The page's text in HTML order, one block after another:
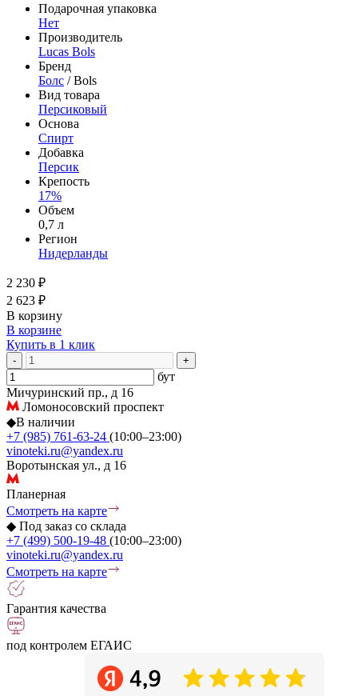
Подарочная упаковка
Нет
Производитель
Lucas Bols
Бренд
Болс / Bols
Вид товара
Персиковый
Основа
Спирт
Добавка
Персик
Крепость
17%
Объем
0,7 л
Регион
Нидерланды
2 230 ₽
2 623 ₽
В корзину
В корзине
Купить в 1 клик
- +
бут
Мичуринский пр., д 16
Ломоносовский проспект
◆В наличии
+7 (985) 761-63-24 (10:00–23:00)
vinoteki.ru@yandex.ru
Воротынская ул., д 16
Планерная
Смотреть на карте
◆ Под заказ со склада
+7 (499) 500-19-48 (10:00–23:00)
vinoteki.ru@yandex.ru
Смотреть на карте
Гарантия качества
под контролем ЕГАИС